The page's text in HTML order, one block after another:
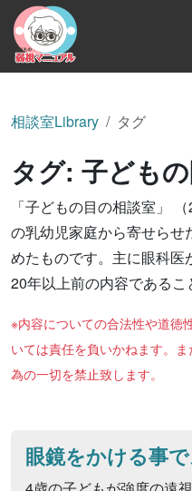
内容をスキップ
相談室Library タグ
タグ: 子ども
「子どもの目の相談室」
の乳幼児家庭から寄せらせ
めたものです。主に眼科医
20年以上前の内容であるこ
※内容についての合法性や道徳
いては責任を負いかねます。
為の一切を禁止致します。
眼鏡をかける事